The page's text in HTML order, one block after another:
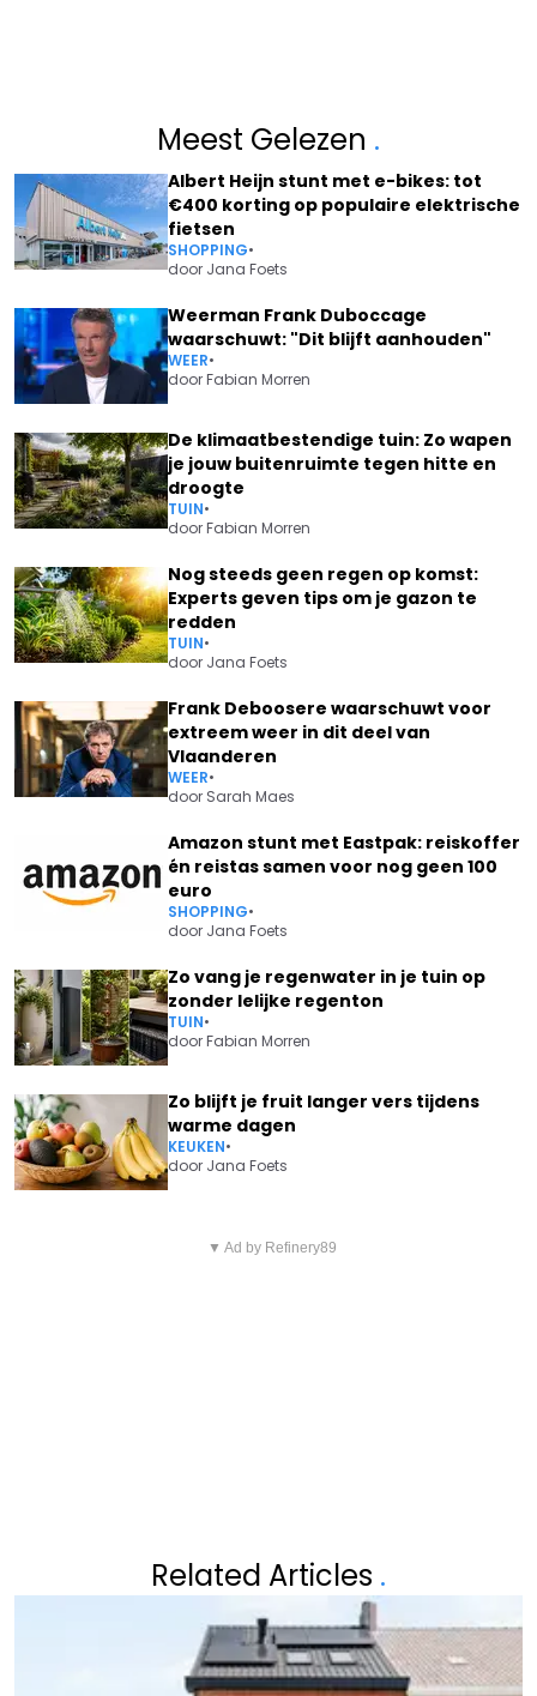
Meest Gelezen .
Albert Heijn stunt met e-bikes: tot
€400 korting op populaire elektrische
fietsen
SHOPPING•
door Jana Foets
Weerman Frank Duboccage
waarschuwt: "Dit blijft aanhouden"
WEER•
doorFabian Morren
De klimaatbestendige tuin: Zo wapen
je jouw buitenruimte tegen hitte en
droogte
TUIN•
doorFabian Morren
Nog steeds geen regen op komst:
Experts geven tips om je gazon te
redden
TUIN•
door Jana Foets
Frank Deboosere waarschuwt voor
extreem weer in dit deel van
Vlaanderen
WEER•
door Sarah Maes
Amazon stunt met Eastpak: reiskoffer
én reistas samen voor nog geen 100
euro
SHOPPING•
door Jana Foets
Zo vang je regenwater in je tuin op
zonder lelijke regenton
TUIN•
doorFabian Morren
Zo blijft je fruit langer vers tijdens
warme dagen
KEUKEN•
door Jana Foets
KLAASJE MEIJER EN HAAR MAN
▼ Ad by Refinery89
Related Articles .